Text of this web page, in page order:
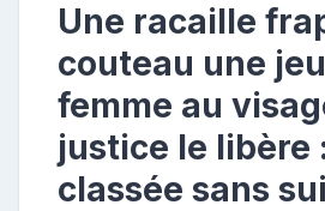
Une racaille
couteau une
femme au
justice le libère
classée sans